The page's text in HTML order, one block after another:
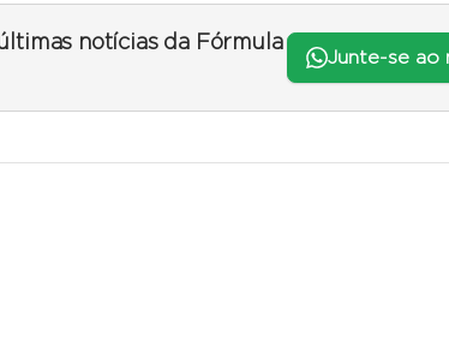
notícias da Fórmula
Junte-se ao